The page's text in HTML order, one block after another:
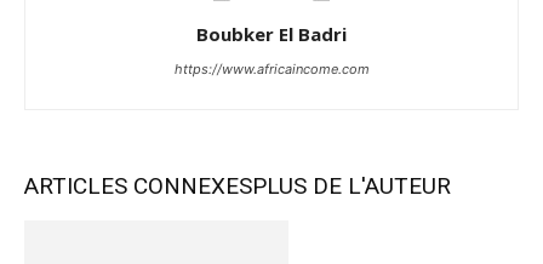
Boubker El Badri
https://www.africaincome.com
ARTICLES CONNEXESPLUS DE L'AUTEUR